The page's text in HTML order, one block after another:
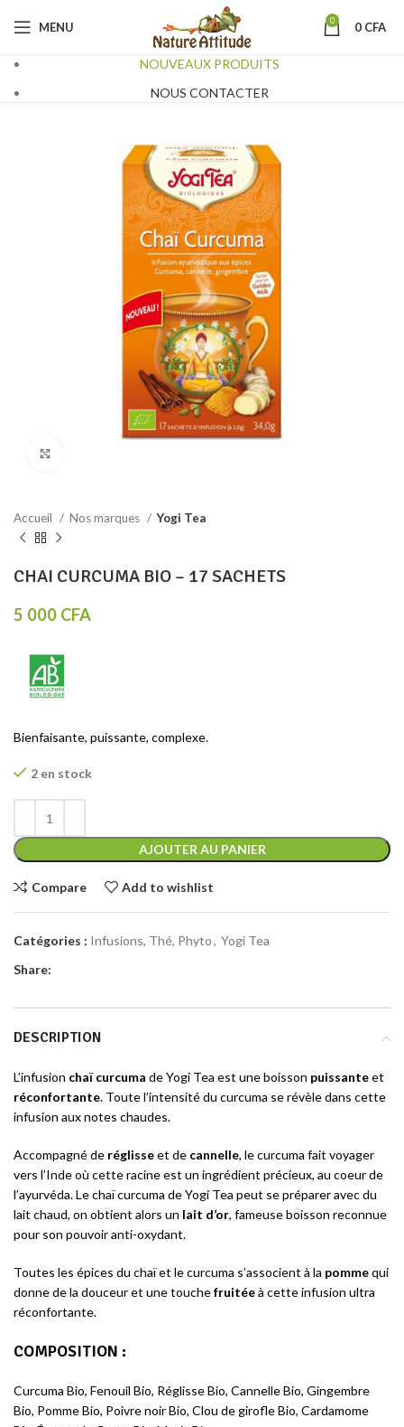
MENU 0 0 CFA
NOUVEAUX PRODUITS
NOUS CONTACTER
Accueil Nos marques Yogi Tea
CHAI CURCUMA BIO – 17 SACHETS
5 000 CFA
Bienfaisante, puissante, complexe.
2 en stock
AJOUTER AU PANIER
Compare Add to wishlist
Catégories : Infusions, Thé, Phyto, Yogi Tea
Share:
DESCRIPTION
L’infusion chaï curcuma de Yogi Tea est une boisson puissanteet
réconfortante. Toute l’intensité du curcuma se révèle dans cette
infusion aux notes chaudes.
Accompagné de réglisseet de cannelle, le curcuma fait voyager
vers l’Inde où cette racine est un ingrédient précieux, au coeur de
l’ayurvéda. Le chaï curcuma de Yogi Tea peut se préparer avec du
lait chaud, on obtient alors un lait d’or, fameuse boisson reconnue
pour son pouvoir anti-oxydant.
Toutes les épices du chaï et le curcuma s’associent à la pommequi
donne de la douceur et une touchefruitéeà cette infusion ultra
réconfortante.
COMPOSITION :
Curcuma Bio, Fenouil Bio, Réglisse Bio, Cannelle Bio, Gingembre
Bio, Pomme Bio, Poivre noir Bio, Clou de girofle Bio, Cardamome